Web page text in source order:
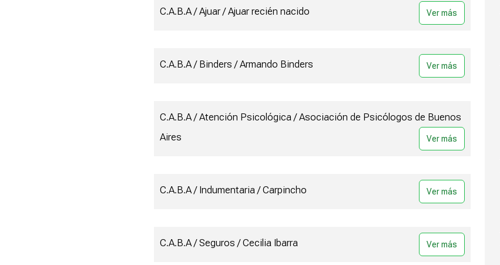
C.A.B.A / Ajuar / Ajuar recién nacido
C.A.B.A / Binders / Armando Binders
C.A.B.A / Atención Psicológica / Asociación de Psicólogos de Buenos
Aires
C.A.B.A / Indumentaria / Carpincho
C.A.B.A / Seguros / Cecilia Ibarra